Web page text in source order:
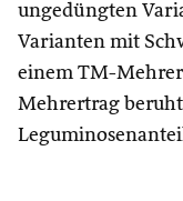
ungedüngten
Varianten mit
einem TM-
Mehrertrag